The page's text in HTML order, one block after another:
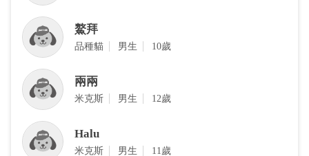
鰲拜
品種貓 男生 10歲
兩兩
米克斯 男生 12歲
Halu
‎米克斯 男生 11歲